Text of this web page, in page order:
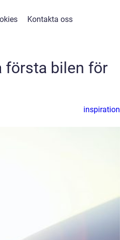
Kontakta oss
första bilen för
inspiration